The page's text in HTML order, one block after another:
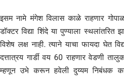
इसम नामे मंगेश विलास काळे राहणार
डॉक्टर विद्या शिंदे या पुण्याला
विशेष लक्ष नाही. त्याने याचा फायदा घेत
दत्तात्रय गार्डी वय 60 राहणार वेडणी
म्हणून उभे करून हवेली दुय्यम निबंधक